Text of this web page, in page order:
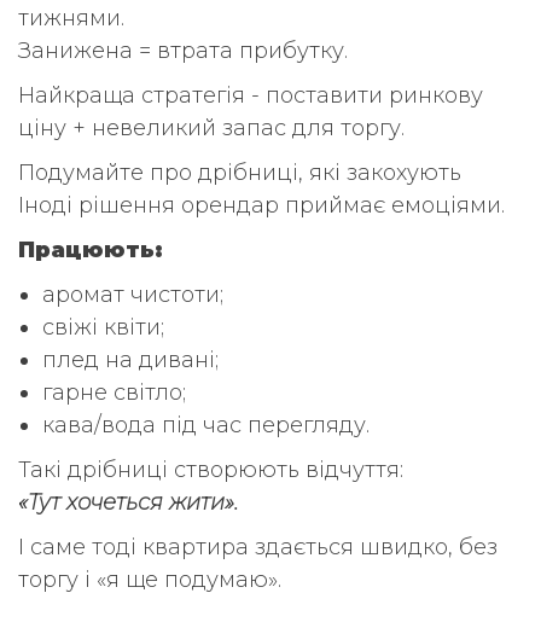
тижнями.
Занижена = втрата прибутку.
Найкраща стратегія - поставити ринкову
ціну + невеликий запас для торгу.
Подумайте про дрібниці, які закохують
Іноді рішення орендар приймає емоціями.
Працюють:
аромат чистоти;
свіжі квіти;
плед на дивані;
гарне світло;
кава/вода під час перегляду.
Такі дрібниці створюють відчуття:
«Тут хочеться жити».
І саме тоді квартира здається швидко, без
торгу і «я ще подумаю».